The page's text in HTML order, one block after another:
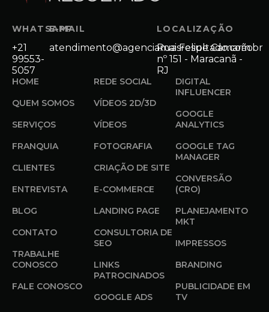
WHATSAPP
+21
99553-
5057
E-MAIL
atendimento@agenciamaisresultado.com.br
LOCALIZAÇÃO
Rua Felipe Camarão
nº 151 - Maracanã -
RJ
HOME
QUEM SOMOS
SERVIÇOS
FRANQUIA
CLIENTES
ENTREVISTA
BLOG
CONTATO
TRABALHE
CONOSCO
FALE CONOSCO
REDE SOCIAL
VÍDEOS 2D/3D
VÍDEOS
FOTOGRAFIA
CRIAÇÃO DE SITE
E-COMMERCE
LANDING PAGE
CONSULTORIA DE
SEO
LINKS
PATROCINADOS
GOOGLE ADS
DIGITAL
INFLUENCER
GOOGLE
ANALYTICS
GOOGLE TAG
MANAGER
CONVERSÃO
(CRO)
PLANEJAMENTO
MKT
IMPRESSOS
BRANDING
PUBLICIDADE EM
TV